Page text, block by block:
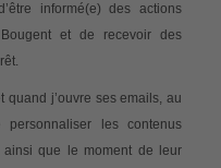
informé(e) des actions
et de recevoir des
quand j’ouvre ses emails, au
les contenus
ainsi que le moment de leur